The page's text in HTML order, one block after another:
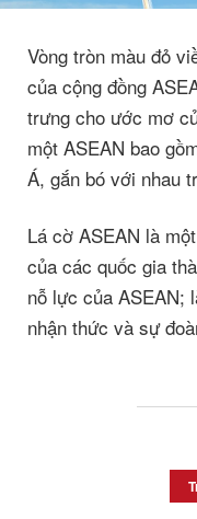
Vòng tròn màu đỏ
của cộng đồng
trưng cho ước mơ
một ASEAN bao
Á, gắn bó với nhau
Lá cờ ASEAN là
của các quốc gia
nỗ lực của ASEAN;
nhận thức và sự